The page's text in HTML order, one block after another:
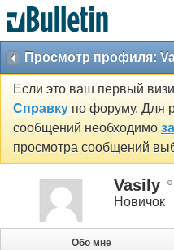
Просмотр профиля:
Если это ваш первый
Справку по форуму. Для
сообщений необходимо
просмотра сообщений
Vasily
Новичок
Обо мне